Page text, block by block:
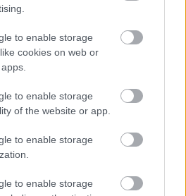
to enable storage
cookies on web or
to enable storage
of the website or app.
to enable storage
to enable storage
ez a hiányállapot – az
észrevehetetlenek